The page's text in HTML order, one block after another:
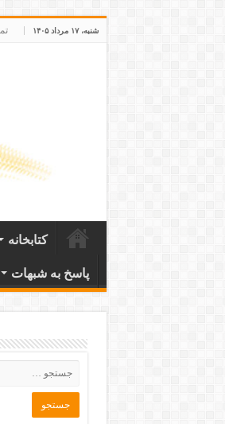
شنبه، ۱۷ مرداد ۱۴۰۵
کتابخانه
پاسخ به شبهات